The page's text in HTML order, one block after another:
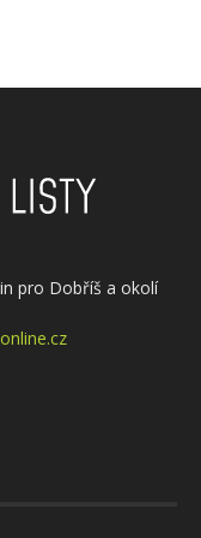
pro Dobříš a okolí